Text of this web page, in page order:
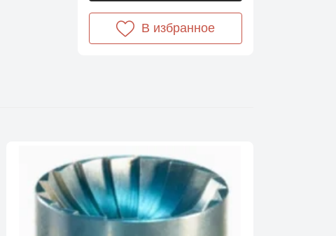
В избранное